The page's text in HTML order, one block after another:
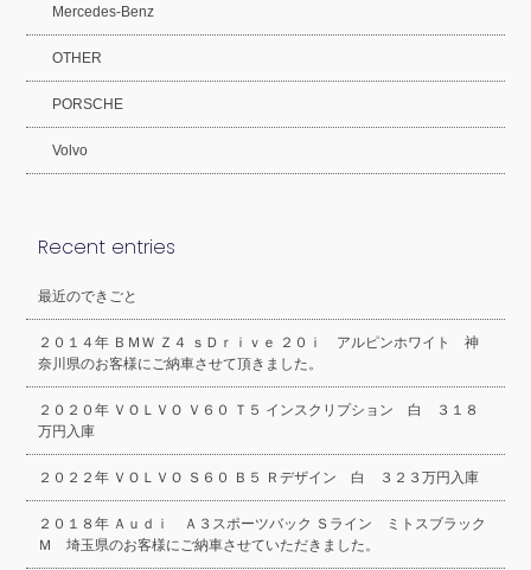
Mercedes-Benz
OTHER
PORSCHE
Volvo
Recent entries
最近のできごと
２０１４年 ＢＭＷ Ｚ４ ｓＤｒｉｖｅ ２０ｉ アルピンホワイト 神
奈川県のお客様にご納車させて頂きました。
２０２０年 ＶＯＬＶＯ Ｖ６０ Ｔ５ インスクリプション 白 ３１８
万円入庫
２０２２年 ＶＯＬＶＯ Ｓ６０ Ｂ５ Ｒデザイン 白 ３２３万円入庫
２０１８年 Ａｕｄｉ Ａ３スポーツバック Ｓライン ミトスブラック
Ｍ 埼玉県のお客様にご納車させていただきました。